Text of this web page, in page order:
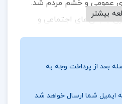
عمومی و خشم مردم شد.
جنبش‌های اجتماعی و
هدف آن‌ها احقاق حقوق
بود.
تک پروژهباشید.
حق وردی ناصری
بیشتر
بعد از پرداخت وجه به
ایمیل شما ارسال خواهد شد